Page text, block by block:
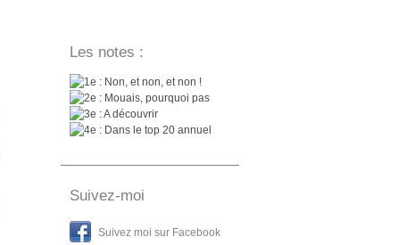
Les notes :
: Non, et non, et non !
: Mouais, pourquoi pas
: A découvrir
: Dans le top 20 annuel
Suivez-moi
Suivez moi sur Facebook